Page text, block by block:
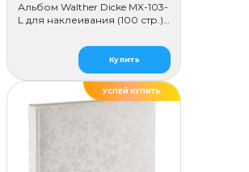
Альбом Walther Dicke MX-103-
L для наклеивания (100 стр.),
Купить
УСПЕЙ КУПИТЬ